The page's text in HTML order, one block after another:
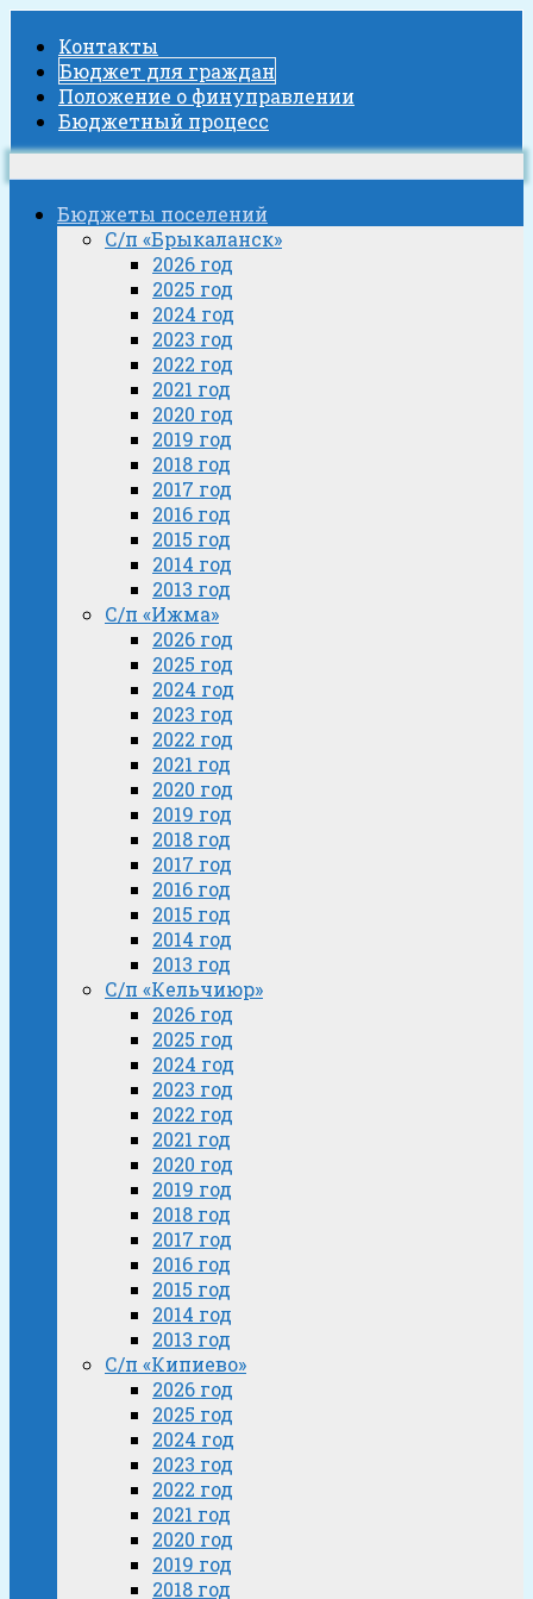
Контакты
Бюджет для граждан
Положение о финуправлении
Бюджетный процесс
Бюджеты поселений
С/п «Брыкаланск»
2026 год
2025 год
2024 год
2023 год
2022 год
2021 год
2020 год
2019 год
2018 год
2017 год
2016 год
2015 год
2014 год
2013 год
С/п «Ижма»
2026 год
2025 год
2024 год
2023 год
2022 год
2021 год
2020 год
2019 год
2018 год
2017 год
2016 год
2015 год
2014 год
2013 год
С/п «Кельчиюр»
2026 год
2025 год
2024 год
2023 год
2022 год
2021 год
2020 год
2019 год
2018 год
2017 год
2016 год
2015 год
2014 год
2013 год
С/п «Кипиево»
2026 год
2025 год
2024 год
2023 год
2022 год
2021 год
2020 год
2019 год
2018 год